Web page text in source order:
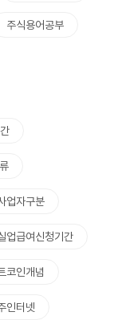
주식용어공부
업자구분
업급여신청기간
코인개념
인터넷